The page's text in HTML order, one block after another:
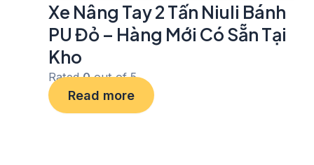
Xe Nâng Tay 2 Tấn Niuli Bánh
PU Đỏ – Hàng Mới Có Sẵn Tại
Kho
Rated0out of 5
Read more